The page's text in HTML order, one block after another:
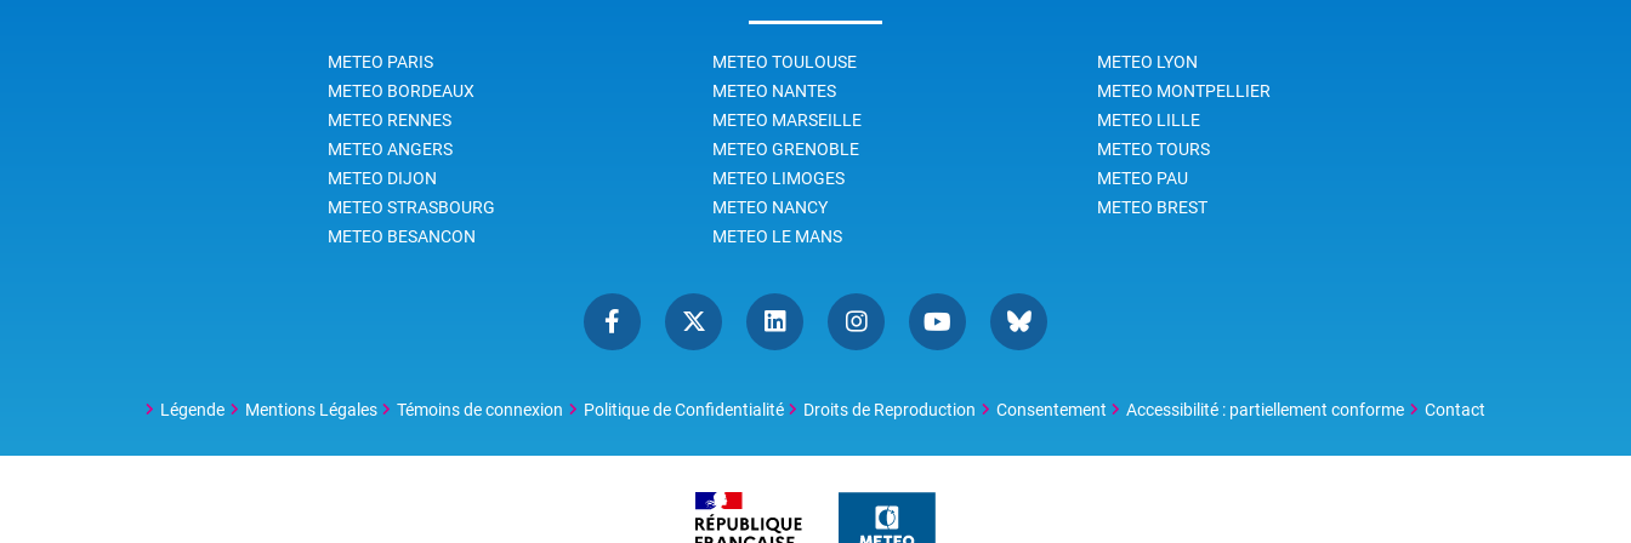
décennies ? Comment naissent-
elles ? Le changement climatique
a-t-il un impact sur la fréquence
et l'intensité des tempêtes ? Et
METEO PARIS METEO TOULOUSE
METEO LYON
METEO BORDEAUX
METEO NANTES
METEO MONTPELLIER
METEO RENNES
METEO MARSEILLE
METEO LILLE
METEO ANGERS
METEO GRENOBLE
METEO TOURS
METEO DIJON
METEO LIMOGES
METEO PAU
METEO STRASBOURG
METEO NANCY
METEO BREST
METEO BESANCON
METEO LE MANS
Légende Mentions Légales Témoins de connexion Politique de Confidentialité Droits de Reproduction Consentement Accessibilité : partiellement conforme Contact